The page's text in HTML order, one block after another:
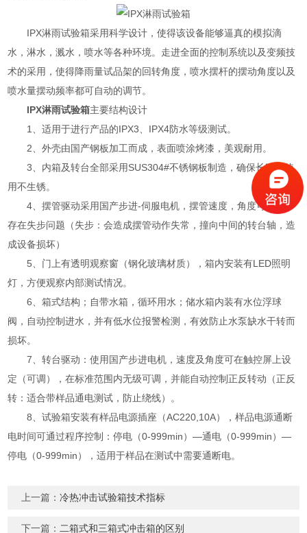
IPX淋雨试验箱采用科学设计，使得该设备能够逼真的模拟滴
水，淋水，溅水，喷水等各种环境。走进全面的控制系统以及变频技
术的采用，使得降雨量试品架的回转角度，喷水摆杆的摆动角度以及
喷水量摆动频率都可自动的调节。
IPX淋雨试验箱主要结构设计
1、适用于进行产品的IPX3、IPX4防水等级测试。
2、外壳由国产钢板加工而成，表面喷涂烤漆，美观耐用。
3、内箱及转台全部采用SUS304#不锈钢板制造，确保长时间使
用不生锈。
4、摆管驱动采用国产步进-伺服电机，摆管速度，角度可调，不
存在失步问题（失步：会造成摆管动作失常，撞向中间的转台轴，造
成设备损坏）
5、门上有透明观察窗（钢化玻璃材质），箱内安装有LED照明
灯，方便观察内部测试情况。
6、箱式结构；自带水箱，循环用水；储水箱内装有水位浮球
阀，自动控制进水，并有低水位报警检测，有效防止水泵缺水干转而
损坏。
7、转台驱动：使用国产步进电机，速度及角度可在触控屏上设
定（可调），在标准范围内无级可调，并能自动控制正反转动（正反
转：适合带样品通电测试，防止绕线）。
8、试验箱安装有样品电源插座（AC220,10A），样品电源通断
电时间可通过程序控制：停电（0-999min）—通电（0-999min）—
停电（0-999min），适用于样品在测试中需要通断电。
上一篇：冷热冲击试验箱技术指标
下一篇： 二箱式和三箱式冲击箱的区别